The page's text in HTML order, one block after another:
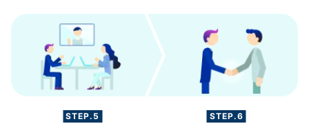
STEP.5 STEP.6